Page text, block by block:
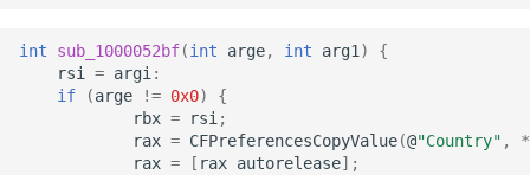
int sub_1000052bf(int arge, int arg1 )
{
rsi
= argi :
if
(arge != 0x0)
{
rbx = rsi ;
rax = CFPreferencesCopyValue(@"Country" ,
rax = [ rax autorelease];